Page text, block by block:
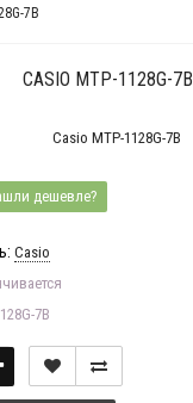
7B
CASIO MTP-1128G-7B
дешевле?
Casio
7B